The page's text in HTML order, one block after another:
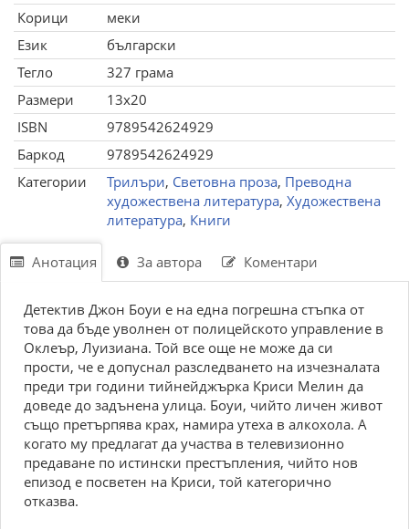
Корици
меки
Език
български
Тегло
327 грама
Размери
13x20
ISBN
9789542624929
Баркод
9789542624929
Категории
Трилъри, Световна проза, Преводна
художествена литература, Художествена
литература, Книги
Анотация За автора Коментари
Детектив Джон Боуи е на една погрешна стъпка от
това да бъде уволнен от полицейското управление в
Оклеър, Луизиана. Той все още не може да си
прости, че е допуснал разследването на изчезналата
преди три години тийнейджърка Криси Мелин да
доведе до задънена улица. Боуи, чийто личен живот
също претърпява крах, намира утеха в алкохола. А
когато му предлагат да участва в телевизионно
предаване по истински престъпления, чийто нов
епизод е посветен на Криси, той категорично
отказва.